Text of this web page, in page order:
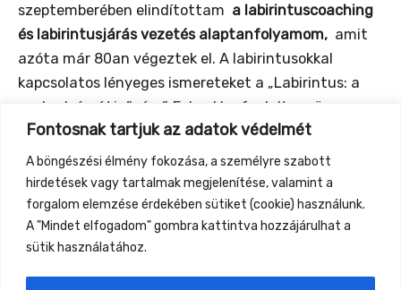
Fontosnak tartjuk az adatok védelmét
A böngészési élmény fokozása, a személyre szabott
hirdetések vagy tartalmak megjelenítése, valamint a
forgalom elemzése érdekében sütiket (cookie) használunk.
A "Mindet elfogadom" gombra kattintva hozzájárulhat a
sütik használatához.
szeptemberében elindítottam a labirintuscoaching
és labirintusjárás vezetés alaptanfolyamom, amit
azóta már 80an végeztek el. A labirintusokkal
kapcsolatos lényeges ismereteket a „Labirintus: a
szabadság útja” című E-bookba foglaltam össze.
labirintika@gmail.com
https://www.facebook.com/labirintusjaras
https://www.onfejlesztokbirodalma.hu/labirintus/